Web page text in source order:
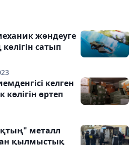
жөндеуге
сатып
келген
көлігін өртеп
металл
қылмыстық